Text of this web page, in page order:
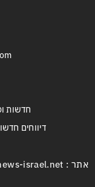
חדשות
דיווחים
אתר : www.news-israel.net